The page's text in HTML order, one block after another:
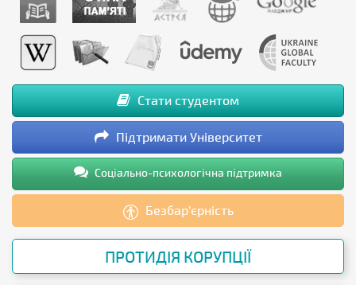
Стати студентом
Підтримати Університет
Соціально-психологічна підтримка
Безбар’єрність
ПРОТИДІЯ КОРУПЦІЇ